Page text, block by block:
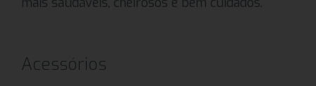
Acessórios